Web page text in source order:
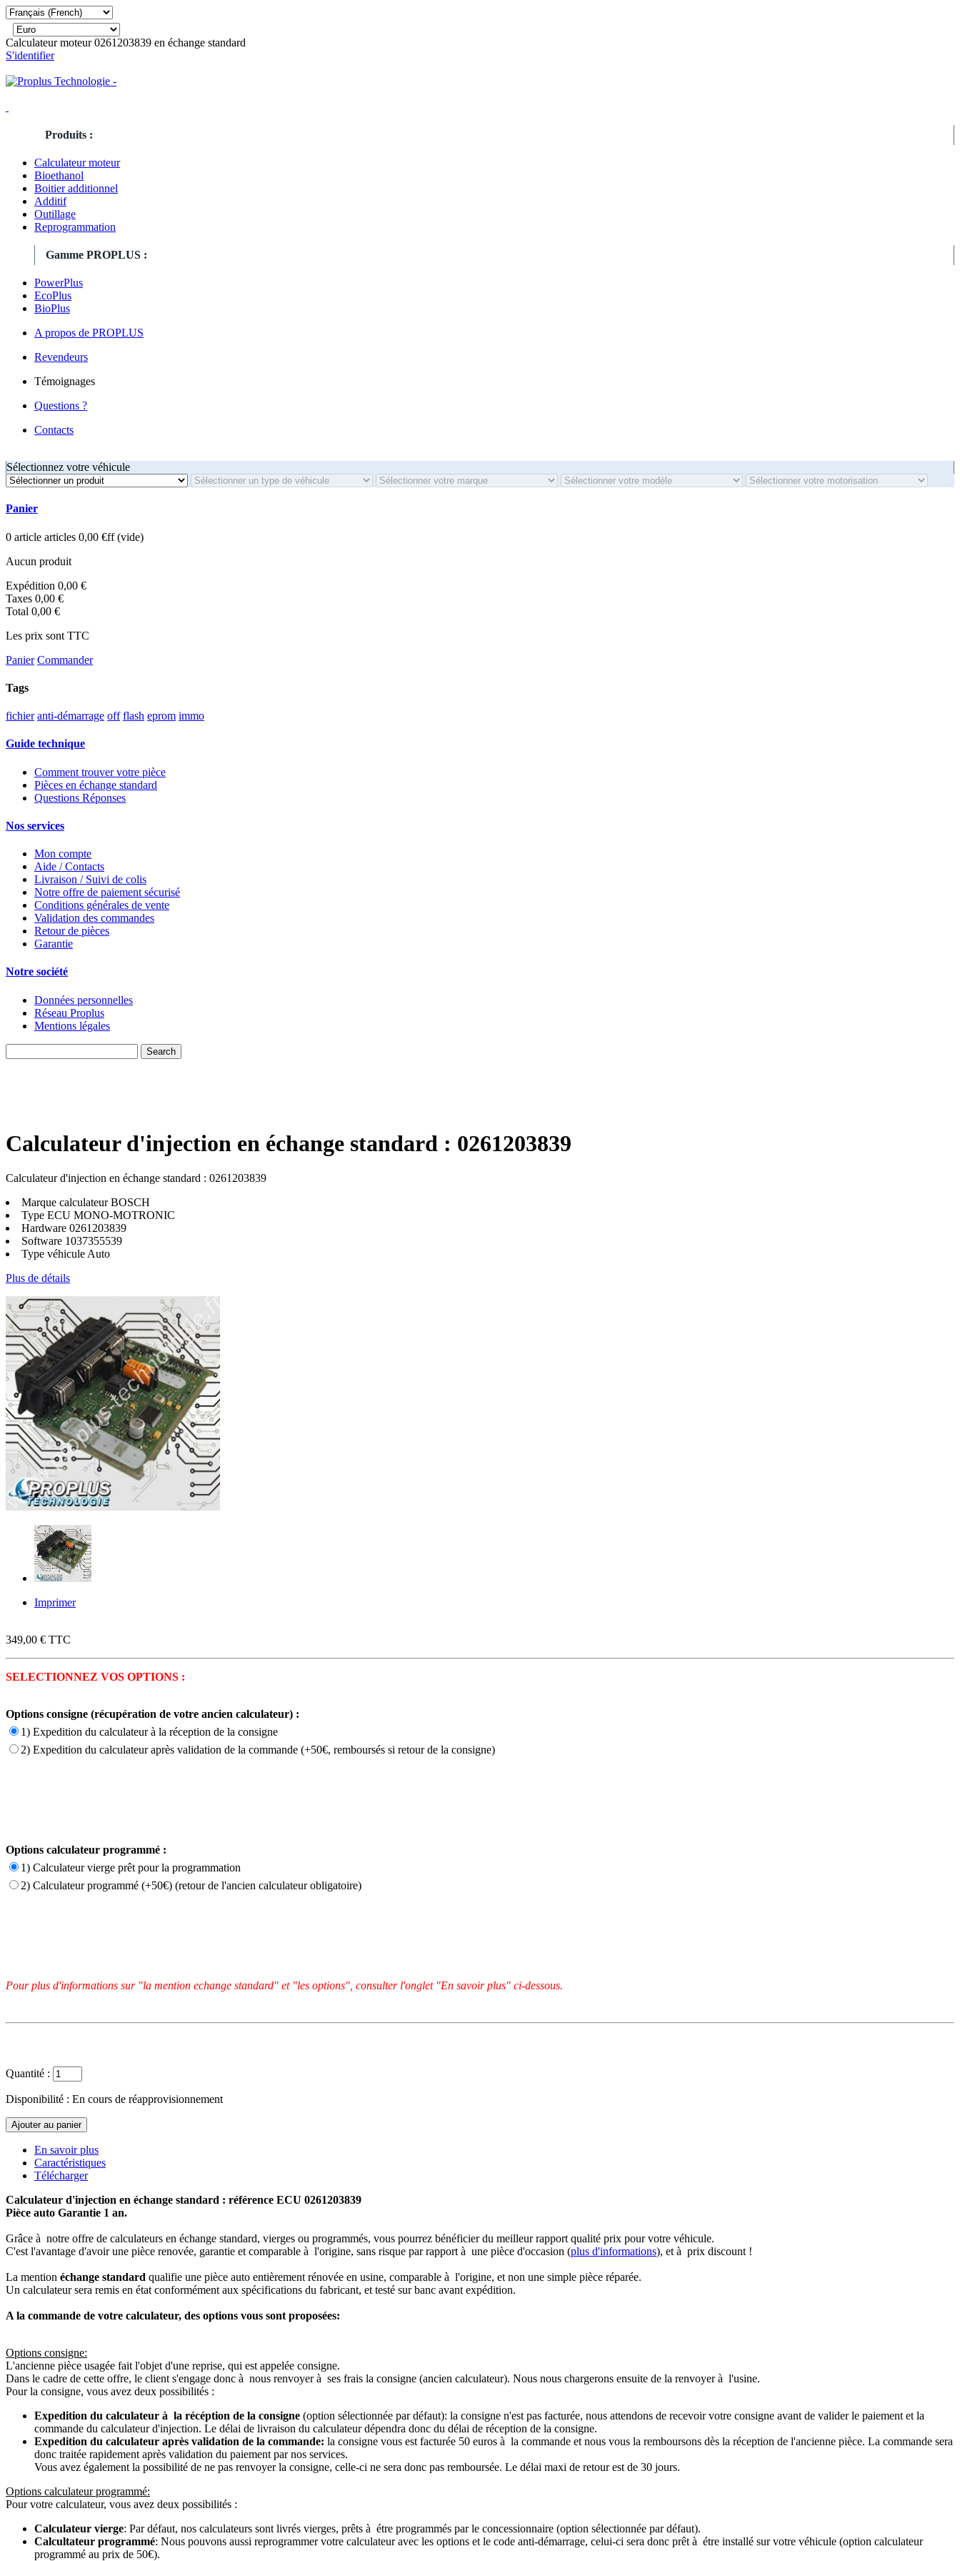
Calculateur moteur 0261203839 en échange standard
S'identifier
Produits :
Calculateur moteur
Bioethanol
Boitier additionnel
Additif
Outillage
Reprogrammation
Gamme PROPLUS :
PowerPlus
EcoPlus
BioPlus
A propos de PROPLUS
Revendeurs
Témoignages
Questions ?
Contacts
Sélectionnez votre véhicule
Panier
0 article articles 0,00 €ff (vide)
Aucun produit
Expédition 0,00 €
Taxes 0,00 €
Total 0,00 €
Les prix sont TTC
Panier Commander
Tags
fichier anti-démarrage off flash eprom immo
Guide technique
Comment trouver votre pièce
Pièces en échange standard
Questions Réponses
Nos services
Mon compte
Aide / Contacts
Livraison / Suivi de colis
Notre offre de paiement sécurisé
Conditions générales de vente
Validation des commandes
Retour de pièces
Garantie
Notre société
Données personnelles
Réseau Proplus
Mentions légales
Calculateur d'injection en échange standard : 0261203839
Calculateur d'injection en échange standard : 0261203839
Marque calculateurBOSCH
Type ECU MONO-MOTRONIC
Hardware 0261203839
Software 1037355539
Type véhicule Auto
Plus de détails
Imprimer
349,00 € TTC
SELECTIONNEZ VOS OPTIONS :
Options consigne (récupération de votre ancien calculateur) :
1) Expedition du calculateur à la réception de la consigne
2) Expedition du calculateur après validation de la commande (+50€, remboursés si retour de la consigne)
Options calculateur programmé :
1) Calculateur vierge prêt pour la programmation
2) Calculateur programmé (+50€) (retour de l'ancien calculateur obligatoire)
Pour plus d'informations sur "la mention echange standard" et "les options", consulter l'onglet "En savoir plus" ci-dessous.
Quantité :
Disponibilité : En cours de réapprovisionnement
En savoir plus
Caractéristiques
Télécharger
Calculateur d'injection en échange standard : référence ECU 0261203839
Pièce auto Garantie 1 an.
Grâce à notre offre de calculateurs en échange standard, vierges ou programmés, vous pourrez bénéficier du meilleur rapport qualité prix pour votre véhicule.
C'est l'avantage d'avoir une pièce renovée, garantie et comparable à l'origine, sans risque par rapport à une pièce d'occasion (plus d'informations), et à prix discount !
La mention échange standard qualifie une pièce auto entièrement rénovée en usine, comparable à l'origine, et non une simple pièce réparée.
Un calculateur sera remis en état conformément aux spécifications du fabricant, et testé sur banc avant expédition.
A la commande de votre calculateur, des options vous sont proposées:
Options consigne:
L'ancienne pièce usagée fait l'objet d'une reprise, qui est appelée consigne.
Dans le cadre de cette offre, le client s'engage donc à nous renvoyer à ses frais la consigne (ancien calculateur). Nous nous chargerons ensuite de la renvoyer à l'usine.
Pour la consigne, vous avez deux possibilités :
Expedition du calculateur à la récéption de la consigne (option sélectionnée par défaut): la consigne n'est pas facturée, nous attendons de recevoir votre consigne avant de valider le paiement et la
commande du calculateur d'injection. Le délai de livraison du calculateur dépendra donc du délai de réception de la consigne.
Expedition du calculateur après validation de la commande: la consigne vous est facturée 50 euros à la commande et nous vous la remboursons dès la réception de l'ancienne pièce. La commande sera
donc traitée rapidement après validation du paiement par nos services.
Vous avez également la possibilité de ne pas renvoyer la consigne, celle-ci ne sera donc pas remboursée. Le délai maxi de retour est de 30 jours.
Options calculateur programmé:
Pour votre calculateur, vous avez deux possibilités :
Calculateur vierge: Par défaut, nos calculateurs sont livrés vierges, prêts à étre programmés par le concessionnaire (option sélectionnée par défaut).
Calcultateur programmé: Nous pouvons aussi reprogrammer votre calculateur avec les options et le code anti-démarrage, celui-ci sera donc prêt à étre installé sur votre véhicule (option calculateur
programmé au prix de 50€).